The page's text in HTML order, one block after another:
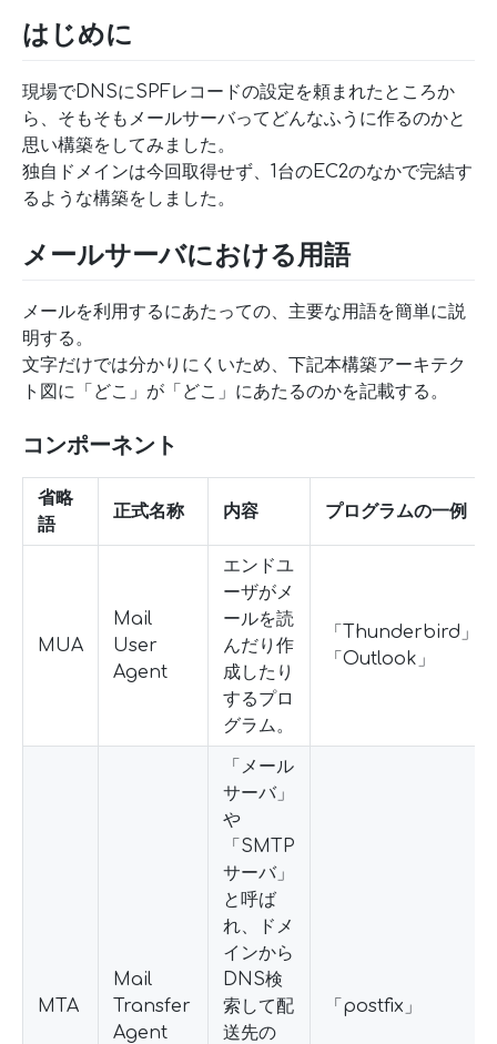
はじめに
現場でDNSにSPFレコードの設定を頼まれたところか
ら、そもそもメールサーバってどんなふうに作るのかと
思い構築をしてみました。
独自ドメインは今回取得せず、1台のEC2のなかで完結す
るような構築をしました。
メールサーバにおける用語
メールを利用するにあたっての、主要な用語を簡単に説
明する。
文字だけでは分かりにくいため、下記本構築アーキテク
ト図に「どこ」が「どこ」にあたるのかを記載する。
コンポーネント
省略
語
正式名称 内容 プログラムの一例
MUA
Mail
User
Agent
エンドユ
ーザがメ
ールを読
んだり作
成したり
するプロ
グラム。
「Thunderbird」、
「Outlook」
MTA
Mail
Transfer
Agent
「メール
サーバ」
や
「SMTP
サーバ」
と呼ば
れ、ドメ
インから
DNS検
索して配
送先の
「postfix」